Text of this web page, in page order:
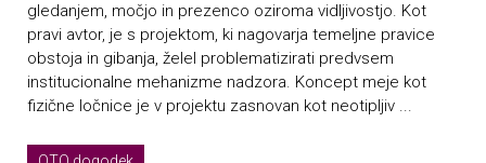
gledanjem, močjo in prezenco oziroma vidljivostjo. Kot
pravi avtor, je s projektom, ki nagovarja temeljne pravice
obstoja in gibanja, želel problematizirati predvsem
institucionalne mehanizme nadzora. Koncept meje kot
fizične ločnice je v projektu zasnovan kot neotipljiv ...